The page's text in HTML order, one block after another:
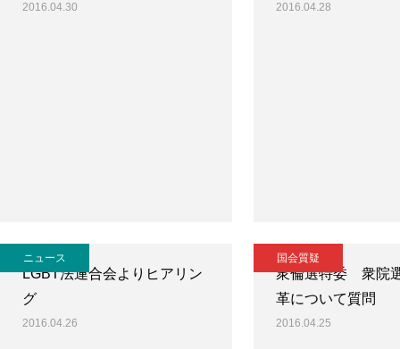
2016.04.30 2016.04.28
ニュース
LGBT法連合会よりヒアリン
グ
2016.04.26
国会質疑
衆倫選特委 衆院
革について質問
2016.04.25